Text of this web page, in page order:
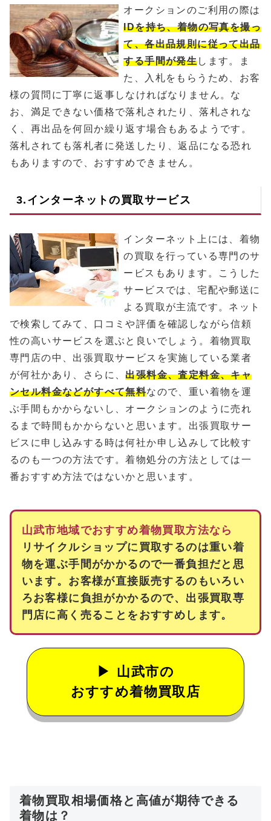
オークションのご利用の際は
IDを持ち、着物の写真を撮っ
て、各出品規則に従って出品
する手間が発生します。ま
た、入札をもらうため、お客
様の質問に丁寧に返事しなければなりません。な
お、満足できない価格で落札されたり、落札されな
く、再出品を何回か繰り返す場合もあるようです。
落札されても落札者に発送したり、返品になる恐れ
もありますので、おすすめできません。
3.インターネットの買取サービス
インターネット上には、着物
の買取を行っている専門のサ
ービスもあります。こうした
サービスでは、宅配や郵送に
よる買取が主流です。ネット
で検索してみて、口コミや評価を確認しながら信頼
性の高いサービスを選ぶと良いでしょう。着物買取
専門店の中、出張買取サービスを実施している業者
が何社かあり、さらに、出張料金、査定料金、キャ
ンセル料金などがすべて無料なので、重い着物を運
ぶ手間もかからないし、オークションのように売れ
るまで時間もかからないと思います。出張買取サー
ビスに申し込みする時は何社か申し込みして比較す
るのも一つの方法です。着物処分の方法としては一
番おすすめ方法ではないかと思います。
山武市地域でおすすめ着物買取方法なら
リサイクルショップに買取するのは重い着
物を運ぶ手間がかかるので一番負担だと思
います。お客様が直接販売するのもいろい
ろお客様に負担がかかるので、出張買取専
門店に高く売ることをおすすめします。
山武市の
おすすめ着物買取店
着物買取相場価格と高値が期待できる
着物は？